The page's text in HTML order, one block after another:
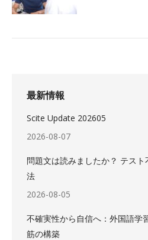
最新情報
Scite Update 202605
2026-08-07
問題文は読みましたか？ テス
法
2026-08-05
不確実性から自信へ：外国語学
筋の構築